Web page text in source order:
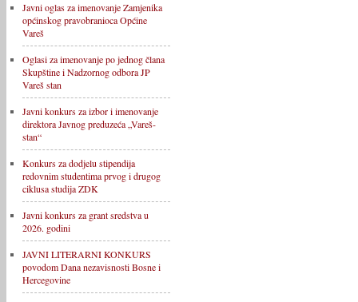
Javni oglas za imenovanje Zamjenika
općinskog pravobranioca Općine
Vareš
Oglasi za imenovanje po jednog člana
Skupštine i Nadzornog odbora JP
Vareš stan
Javni konkurs za izbor i imenovanje
direktora Javnog preduzeća „Vareš-
stan“
Konkurs za dodjelu stipendija
redovnim studentima prvog i drugog
ciklusa studija ZDK
Javni konkurs za grant sredstva u
2026. godini
JAVNI LITERARNI KONKURS
povodom Dana nezavisnosti Bosne i
Hercegovine